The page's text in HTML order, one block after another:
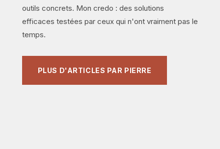
outils concrets. Mon credo : des solutions
efficaces testées par ceux qui n'ont vraiment pas le
temps.
PLUS D'ARTICLES PAR PIERRE